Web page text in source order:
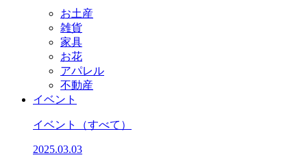
お土産
雑貨
家具
お花
アパレル
不動産
イベント
イベント （すべて）
2025.03.03